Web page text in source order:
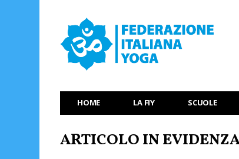
HOME LA FIY SCUOLE
ARTICOLO IN